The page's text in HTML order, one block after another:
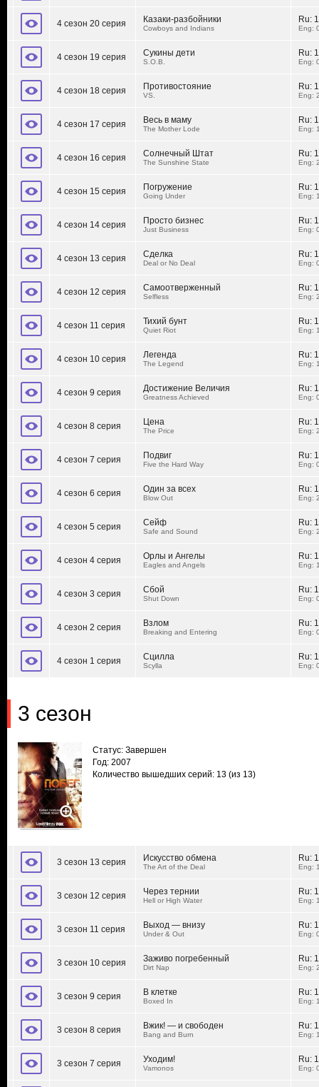
4 сезон 20 серия Казаки-разбойники
Cowboys and Indians
Ru:
Eng:
4 сезон 19 серия Сукины дети
S.O.B.
Ru:
Eng:
4 сезон 18 серия Противостояние
VS.
Ru:
Eng:
4 сезон 17 серия Весь в маму
The Mother Lode
Ru:
Eng:
4 сезон 16 серия Солнечный Штат
The Sunshine State
Ru:
Eng:
4 сезон 15 серия Погружение
Going Under
Ru:
Eng:
4 сезон 14 серия Просто бизнес
Just Business
Ru:
Eng:
4 сезон 13 серия Сделка
Deal or No Deal
Ru:
Eng:
4 сезон 12 серия Самоотверженный
Selfless
Ru:
Eng:
4 сезон 11 серия Тихий бунт
Quiet Riot
Ru:
Eng:
4 сезон 10 серия Легенда
The Legend
Ru:
Eng:
4 сезон 9 серия Достижение Величия
Greatness Achieved
Ru:
Eng:
4 сезон 8 серия Цена
The Price
Ru:
Eng:
4 сезон 7 серия Подвиг
Five the Hard Way
Ru:
Eng:
4 сезон 6 серия Один за всех
Blow Out
Ru:
Eng:
4 сезон 5 серия Сейф
Safe and Sound
Ru:
Eng:
4 сезон 4 серия Орлы и Ангелы
Eagles and Angels
Ru:
Eng:
4 сезон 3 серия Сбой
Shut Down
Ru:
Eng:
4 сезон 2 серия Взлом
Breaking and Entering
Ru:
Eng:
4 сезон 1 серия Сцилла
Scylla
Ru:
Eng:
3 сезон
Статус: Завершен
Год: 2007
Количество вышедших серий: 13 (из 13)
3 сезон 13 серия Искусство обмена
The Art of the Deal
Ru:
Eng:
3 сезон 12 серия Через тернии
Hell or High Water
Ru:
Eng:
3 сезон 11 серия Выход — внизу
Under & Out
Ru:
Eng:
3 сезон 10 серия Заживо погребенный
Dirt Nap
Ru:
Eng:
3 сезон 9 серия В клетке
Boxed In
Ru:
Eng:
3 сезон 8 серия Вжик! — и свободен
Bang and Burn
Ru:
Eng:
3 сезон 7 серия Уходим!
Vamonos
Ru:
Eng: